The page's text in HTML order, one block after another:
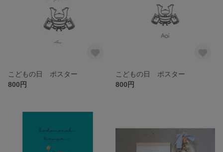
こどもの日 ポスター
800円
こどもの日 ポスター
800円